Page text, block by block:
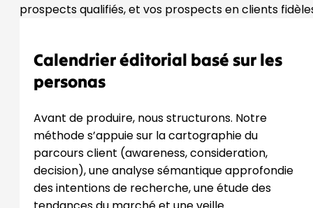
prospects qualifiés, et vos prospects en clients
Calendrier éditorial basé sur les
personas
Avant de produire, nous structurons. Notre
méthode s’appuie sur la cartographie du
parcours client (awareness, consideration,
decision), une analyse sémantique approfondie
des intentions de recherche, une étude des